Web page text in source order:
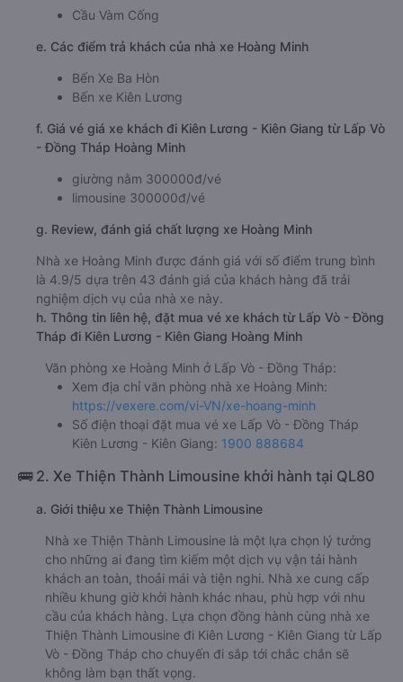
Cầu Vàm Cống
e. Các điểm trả khách của nhà xe Hoàng Minh
Bến Xe Ba Hòn
Bến xe Kiên Lương
f. Giá vé giá xe khách đi Kiên Lương - Kiên Giang từ Lấp Vò
- Đồng Tháp Hoàng Minh
giường nằm 300000đ/vé
limousine 300000đ/vé
g. Review, đánh giá chất lượng xe Hoàng Minh
Nhà xe Hoàng Minh được đánh giá với số điểm trung bình
là 4.9/5 dựa trên 43 đánh giá của khách hàng đã trải
nghiệm dịch vụ của nhà xe này.
h. Thông tin liên hệ, đặt mua vé xe khách từ Lấp Vò - Đồng
Tháp đi Kiên Lương - Kiên Giang Hoàng Minh
Văn phòng xe Hoàng Minh ở Lấp Vò - Đồng Tháp:
Xem địa chỉ văn phòng nhà xe Hoàng Minh:
https://vexere.com/vi-VN/xe-hoang-minh
Số điện thoại đặt mua vé xe Lấp Vò - Đồng Tháp
Kiên Lương - Kiên Giang: 1900 888684
🚌 2. Xe Thiện Thành Limousine khởi hành tại QL80
a. Giới thiệu xe Thiện Thành Limousine
Nhà xe Thiện Thành Limousine là một lựa chọn lý tưởng
cho những ai đang tìm kiếm một dịch vụ vận tải hành
khách an toàn, thoải mái và tiện nghi. Nhà xe cung cấp
nhiều khung giờ khởi hành khác nhau, phù hợp với nhu
cầu của khách hàng. Lựa chọn đồng hành cùng nhà xe
Thiện Thành Limousine đi Kiên Lương - Kiên Giang từ Lấp
Vò - Đồng Tháp cho chuyến đi sắp tới chắc chắn sẽ
không làm bạn thất vọng.